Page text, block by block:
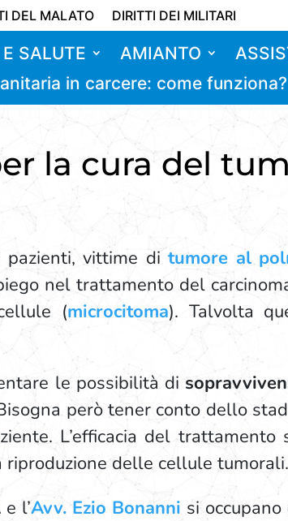
DEL MALATO DIRITTI DEI MILITARI
SALUTE AMIANTO
in carcere: come funziona?
la cura del
pazienti, vittime ditumore al
nel trattamento del
(microcitoma). Talvolta
le possibilità di
però tener conto dello
L’efficacia del trattamento
riproduzione delle cellule tumorali.
e l’Avv. Ezio Bonanni si